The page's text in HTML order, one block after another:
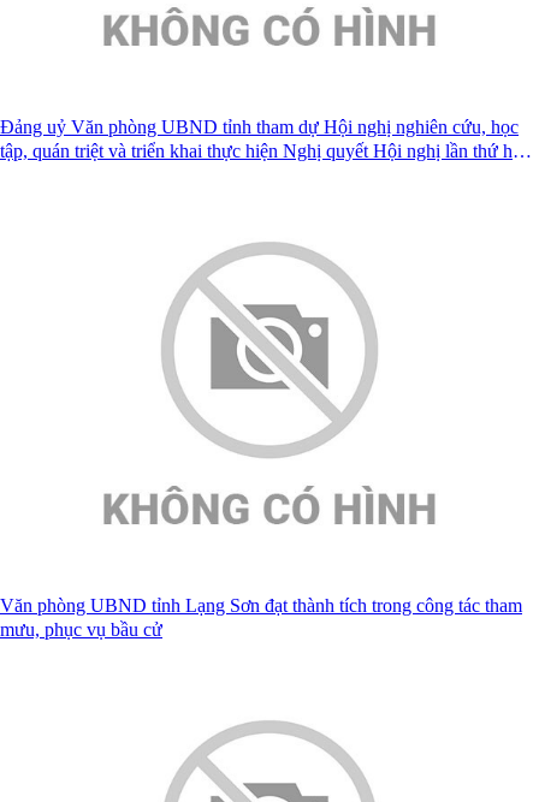
Đảng uỷ Văn phòng UBND tỉnh tham dự Hội nghị nghiên cứu, học
tập, quán triệt và triển khai thực hiện Nghị quyết Hội nghị lần thứ hai
Văn phòng UBND tỉnh Lạng Sơn đạt thành tích trong công tác tham
mưu, phục vụ bầu cử